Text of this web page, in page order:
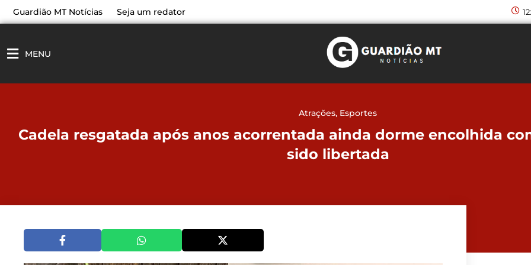
paraGuardião MT Notícias Seja um redator
MENU
Atrações, Esportes
Cadela resgatada após anos acorrentada ainda dorme encolhida
sido libertada